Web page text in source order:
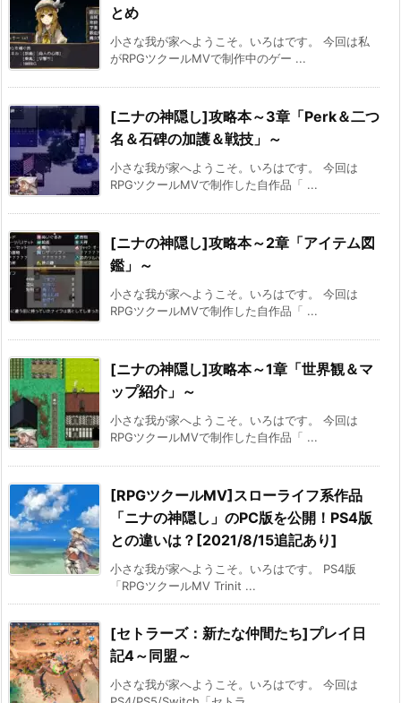
とめ
小さな我が家へようこそ。いろはです。 今回は私
がRPGツクールMVで制作中のゲー ...
[ニナの神隠し]攻略本～3章「Perk＆二つ
名＆石碑の加護＆戦技」～
小さな我が家へようこそ。いろはです。 今回は
RPGツクールMVで制作した自作品「 ...
[ニナの神隠し]攻略本～2章「アイテム図
鑑」～
小さな我が家へようこそ。いろはです。 今回は
RPGツクールMVで制作した自作品「 ...
[ニナの神隠し]攻略本～1章「世界観＆マ
ップ紹介」～
小さな我が家へようこそ。いろはです。 今回は
RPGツクールMVで制作した自作品「 ...
[RPGツクールMV]スローライフ系作品
「ニナの神隠し」のPC版を公開！PS4版
との違いは？[2021/8/15追記あり]
小さな我が家へようこそ。いろはです。 PS4版
「RPGツクールMV Trinit ...
[セトラーズ：新たな仲間たち]プレイ日
記4～同盟～
小さな我が家へようこそ。いろはです。 今回は